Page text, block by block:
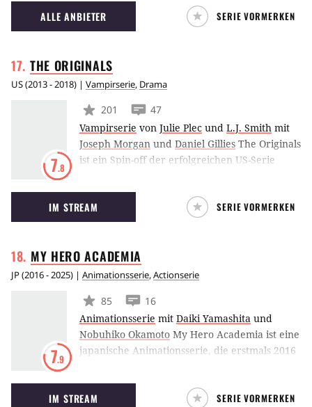
des Gesetzes übertritt und mehr oder weniger
wie ein Rudiment aus dem Wilden Westen
ALLE ANBIETER SERIE VORMERKEN
THE ORIGINALS
US(2013 - 2018) | Vampirserie, Drama
7.8
201
47
Vampirserie von Julie Plec und L.J. Smith mit
Joseph Morgan und Daniel Gillies The Originals
ist ein Spin-off der erfolgreichen US-Serie
Mikaelson in den Vordergrund. Der Hybrid
Klaus kehrt nach New Orleans zurück, einer
Stadt, die er damals mitbegründet hat. Seine
Vampire Diaries werden ebenfalls Teil der
neuen Serie sein.
IM STREAM SERIE VORMERKEN
MY HEROACADEMIA
JP(2016 - 2025) | Animationsserie,Actionserie
7.9
85
16
Animationsserie mit Daiki Yamashita und
Nobuhiko Okamoto My Hero Academia ist eine
japanische Animationsserie, die erstmals 2016
IM STREAM SERIE VORMERKEN